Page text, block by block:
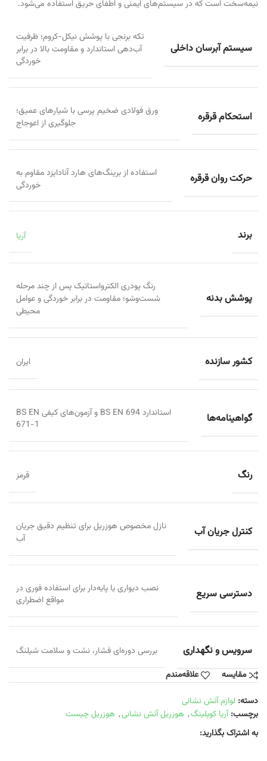
نیمه‌سخت است که در سیستم‌های ایمنی و اطفای حریق استفاده می‌شود.
سیستم آبرسان داخلی
تکه برنجی با پوشش نیکل-کروم؛ ظرفیت
آب‌دهی استاندارد و مقاومت بالا در برابر
خوردگی
استحکام قرقره
ورق فولادی ضخیم پرسی با شیارهای عمیق؛
جلوگیری از اعوجاج
حرکت روان قرقره
استفاده از برینگ‌های هارد آنادایزد مقاوم به
خوردگی
برند آریا
پوشش بدنه
رنگ پودری الکترواستاتیک پس از چند مرحله
شست‌وشو؛ مقاومت در برابر خوردگی و عوامل
محیطی
کشور سازنده ایران
گواهینامه‌ها
استاندارد BS EN 694 و آزمون‌های کیفی BS EN
671-1
رنگ قرمز
کنترل جریان آب
نازل مخصوص هوزریل برای تنظیم دقیق جریان
آب
دسترسی سریع
نصب دیواری یا پایه‌دار برای استفاده فوری در
مواقع اضطراری
سرویس و نگهداری
بررسی دوره‌ای فشار، نشت و سلامت شیلنگ
مقایسه
علاقه‌مندم
دسته: لوازم آتش نشانی
برچسب: آریا کوپلینگ, هوزریل آتش نشانی, هوزریل چیست
به اشتراک بگذارید: